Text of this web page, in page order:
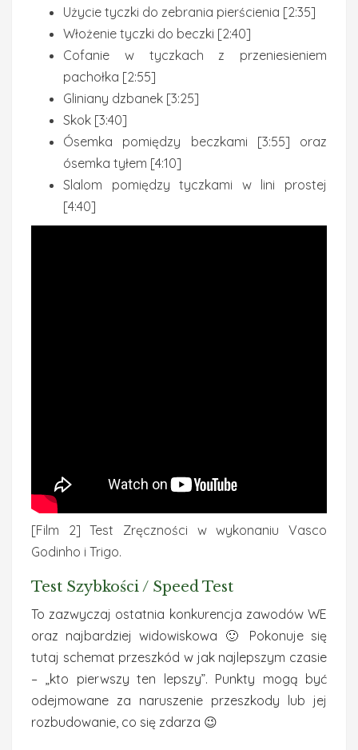
Użycie tyczki do zebrania pierścienia [2:35]
Włożenie tyczki do beczki [2:40]
Cofanie w tyczkach z przeniesieniem
pachołka [2:55]
Gliniany dzbanek [3:25]
Skok [3:40]
Ósemka pomiędzy beczkami [3:55] oraz
ósemka tyłem [4:10]
Slalom pomiędzy tyczkami w lini prostej
[4:40]
[Film 2] Test Zręczności w wykonaniu Vasco
Godinho i Trigo.
Test Szybkości / Speed Test
To zazwyczaj ostatnia konkurencja zawodów WE
oraz najbardziej widowiskowa 🙂 Pokonuje się
tutaj schemat przeszkód w jak najlepszym czasie
– „kto pierwszy ten lepszy”. Punkty mogą być
odejmowane za naruszenie przeszkody lub jej
rozbudowanie, co się zdarza 😉